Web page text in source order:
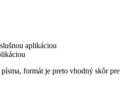
aplikáciou
formát je preto vhodný skôr pre